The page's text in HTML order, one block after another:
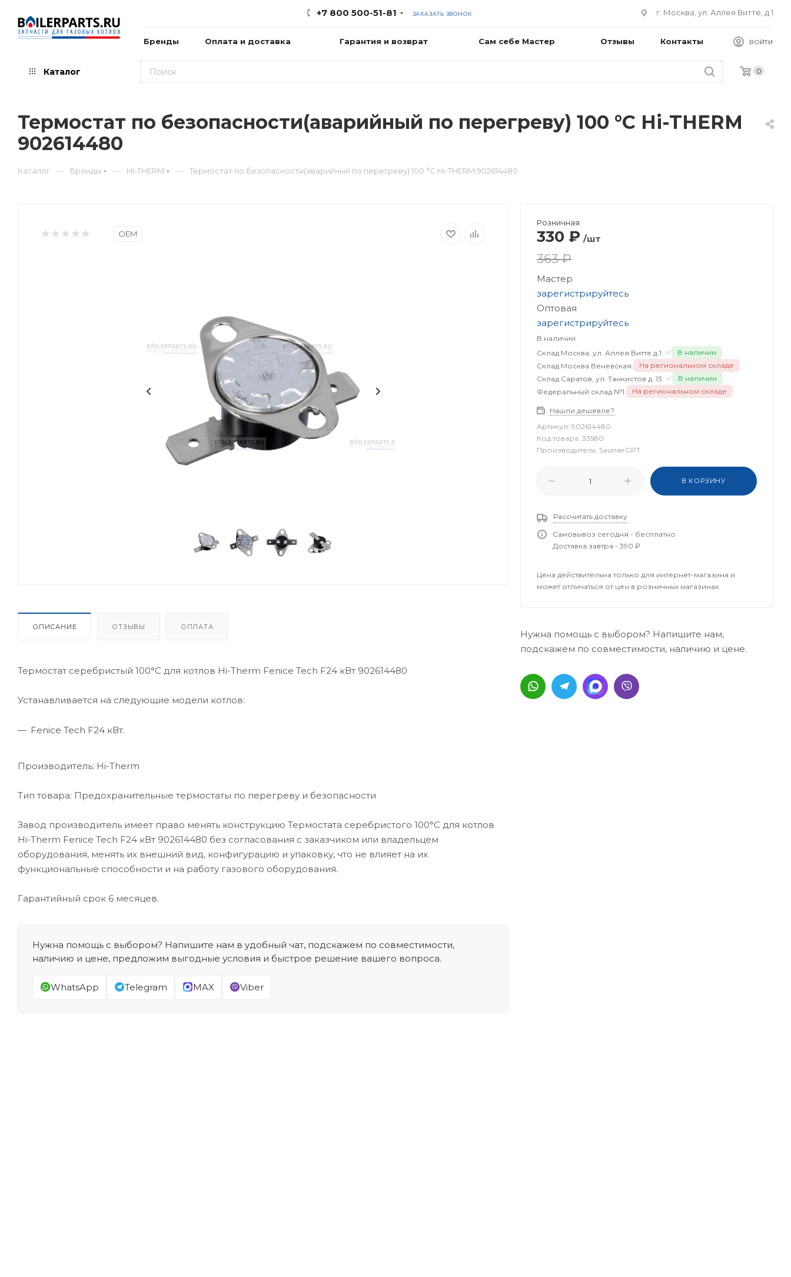
+7 800 500-51-81 ЗАКАЗАТЬ ЗВОНОК г. Москва, ул. Аллея Витте, д.1
Бренды Оплата и доставка Гарантия и возврат Сам себе Мастер Отзывы Контакты ВОЙТИ
Каталог 0
Термостат по безопасности(аварийный по перегреву) 100 °С Hi-THERM
902614480
Каталог — Бренды — HI-THERM — Термостат по безопасности(аварийный по перегреву) 100 °С Hi-THERM 902614480
OEM
ОПИСАНИЕ ОТЗЫВЫ ОПЛАТА
Термостат серебристый 100°С для котлов Hi-Therm Fenice Tech F24 кВт 902614480
Устанавливается на следующие модели котлов:
Fenice Tech F24 кВт.
Производитель: Hi-Therm
Тип товара: Предохранительные термостаты по перегреву и безопасности
Завод производитель имеет право менять конструкцию Термостата серебристого 100°С для котлов
Hi-Therm Fenice Tech F24 кВт 902614480 без согласования с заказчиком или владельцем
оборудования, менять их внешний вид, конфигурацию и упаковку, что не влияет на их
функциональные способности и на работу газового оборудования.
Гарантийный срок 6 месяцев.
Нужна помощь с выбором? Напишите нам в удобный чат, подскажем по совместимости,
наличию и цене, предложим выгодные условия и быстрое решение вашего вопроса.
WhatsApp Telegram MAX Viber
Розничная
330 ₽ /шт
363 ₽
Мастер
зарегистрируйтесь
Оптовая
зарегистрируйтесь
В наличии
Склад Москва, ул. Аллея Витте д.1:
В наличии
Склад Москва Веневская:
На региональном складе
Склад Саратов, ул. Танкистов д. 13:
В наличии
Федеральный склад №1:
На региональном складе
Нашли дешевле?
Артикул: 902614480
Код товара: 33580
Производитель: SaunierGPT
В КОРЗИНУ
Рассчитать доставку
Самовывоз сегодня - бесплатно
Доставка завтра - 390 ₽
Цена действительна только для интернет-магазина и
может отличаться от цен в розничных магазинах
Нужна помощь с выбором? Напишите нам,
подскажем по совместимости, наличию и цене.